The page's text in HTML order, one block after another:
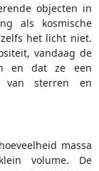
objecten in
als kosmische
het licht niet.
vandaag de
en dat ze een
van sterren en
massa
volume. De